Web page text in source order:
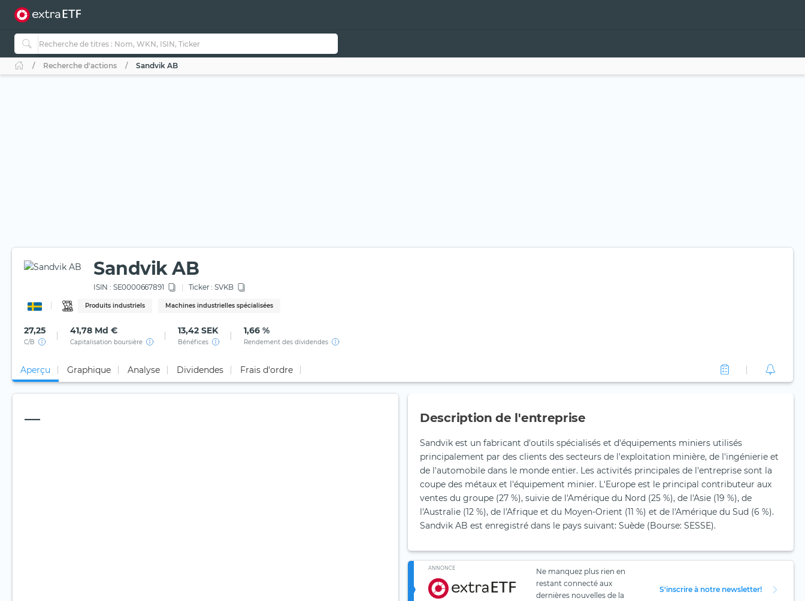
Recherche d'actions Sandvik AB
Sandvik AB
ISIN : SE0000667891 Ticker : SVKB
Produits industriels Machines industrielles spécialisées
27,25
C/B
41,78 Md €
Capitalisation boursière
13,42 SEK
Bénéfices
1,66 %
Rendement des dividendes
Aperçu Graphique Analyse Dividendes Frais d'ordre
— Description de l'entreprise
Sandvik est un fabricant d'outils spécialisés et d'équipements miniers utilisés
principalement par des clients des secteurs de l'exploitation minière, de l'ingénierie et
de l'automobile dans le monde entier. Les activités principales de l'entreprise sont la
coupe des métaux et l'équipement minier. L'Europe est le principal contributeur aux
ventes du groupe (27 %), suivie de l'Amérique du Nord (25 %), de l'Asie (19 %), de
l'Australie (12 %), de l'Afrique et du Moyen-Orient (11 %) et de l'Amérique du Sud (6 %).
Sandvik AB est enregistré dans le pays suivant: Suède (Bourse: SESSE).
ANNONCE
Ne manquez plus rien en
restant connecté aux
dernières nouvelles de la
S'inscrire à notre newsletter!